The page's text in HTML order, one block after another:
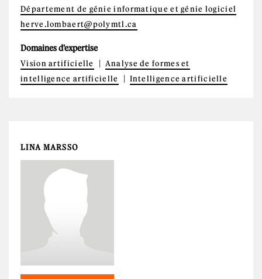
Département de génie informatique et génie logiciel
herve.lombaert@polymtl.ca
Domaines d'expertise
Vision artificielle
Analyse de formes et
intelligence artificielle
Intelligence artificielle
LINA MARSSO